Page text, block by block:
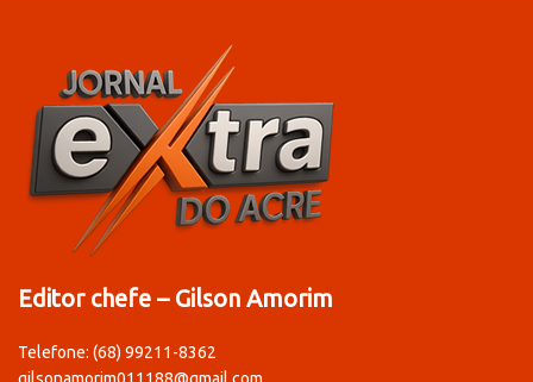
Editor chefe – Gilson Amorim
Telefone: (68) 99211-8362
gilsonamorim011188@gmail.com